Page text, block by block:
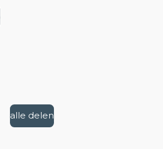
alle delen